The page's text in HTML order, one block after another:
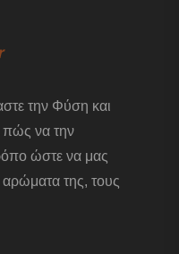
την Φύση και
πώς να την
ώστε να μας
αρώματα της, τους